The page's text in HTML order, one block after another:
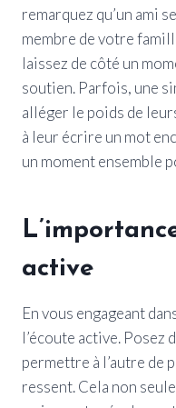
remarquez qu’un ami
membre de votre
laissez de côté un
soutien. Parfois, une
alléger le poids de
à leur écrire un mot
un moment ensemble
active
En vous engageant
l’écoute active. Posez
permettre à l’autre de
ressent. Cela non